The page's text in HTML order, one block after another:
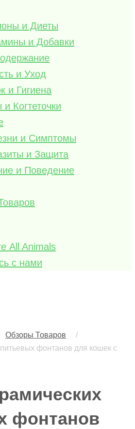
и Диеты
и Добавки
и Уход
и Гигиена
и Когтеточки
и Симптомы
и Защита
и Поведение
All Animals
с нами
Обзоры Товаров
/
фонтанов для кошек с
фонтанов